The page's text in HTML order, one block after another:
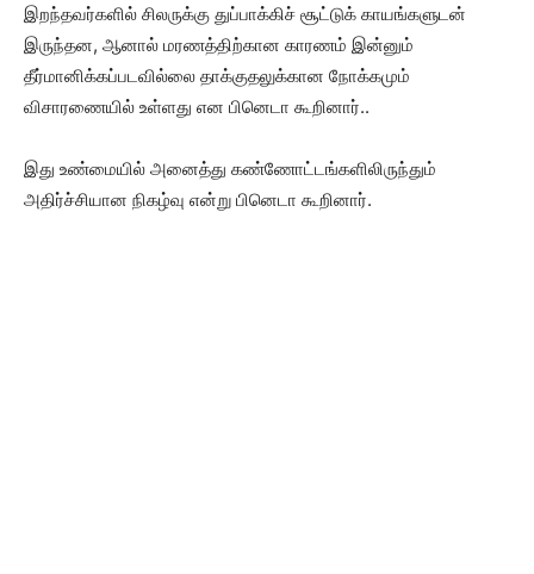
இறந்தவர்களில் சிலருக்கு துப்பாக்கிச் சூட்டுக் காயங்களுடன்
இருந்தன, ஆனால் மரணத்திற்கான காரணம் இன்னும்
தீர்மானிக்கப்படவில்லை தாக்குதலுக்கான நோக்கமும்
விசாரணையில் உள்ளது என பினெடா கூறினார்..
இது உண்மையில் அனைத்து கண்ணோட்டங்களிலிருந்தும்
அதிர்ச்சியான நிகழ்வு என்று பினெடா கூறினார்.